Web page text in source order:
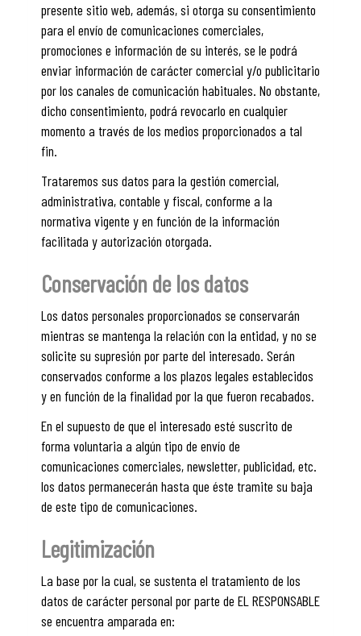
presente sitio web, además, si otorga su consentimiento
para el envío de comunicaciones comerciales,
promociones e información de su interés, se le podrá
enviar información de carácter comercial y/o publicitario
por los canales de comunicación habituales. No obstante,
dicho consentimiento, podrá revocarlo en cualquier
momento a través de los medios proporcionados a tal
fin.
Trataremos sus datos para la gestión comercial,
administrativa, contable y fiscal, conforme a la
normativa vigente y en función de la información
facilitada y autorización otorgada.
Conservación de los datos
Los datos personales proporcionados se conservarán
mientras se mantenga la relación con la entidad, y no se
solicite su supresión por parte del interesado. Serán
conservados conforme a los plazos legales establecidos
y en función de la finalidad por la que fueron recabados.
En el supuesto de que el interesado esté suscrito de
forma voluntaria a algún tipo de envío de
comunicaciones comerciales, newsletter, publicidad, etc.
los datos permanecerán hasta que éste tramite su baja
de este tipo de comunicaciones.
Legitimización
La base por la cual, se sustenta el tratamiento de los
datos de carácter personal por parte de EL RESPONSABLE
se encuentra amparada en: